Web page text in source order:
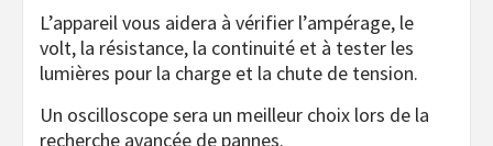
L’appareil vous aidera à vérifier l’ampérage, le
volt, la résistance, la continuité et à tester les
lumières pour la charge et la chute de tension.
Un oscilloscope sera un meilleur choix lors de la
recherche avancée de pannes.